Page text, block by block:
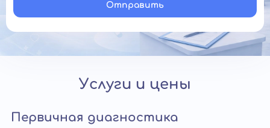
Отправить
Услуги и цены
Первичная диагностика